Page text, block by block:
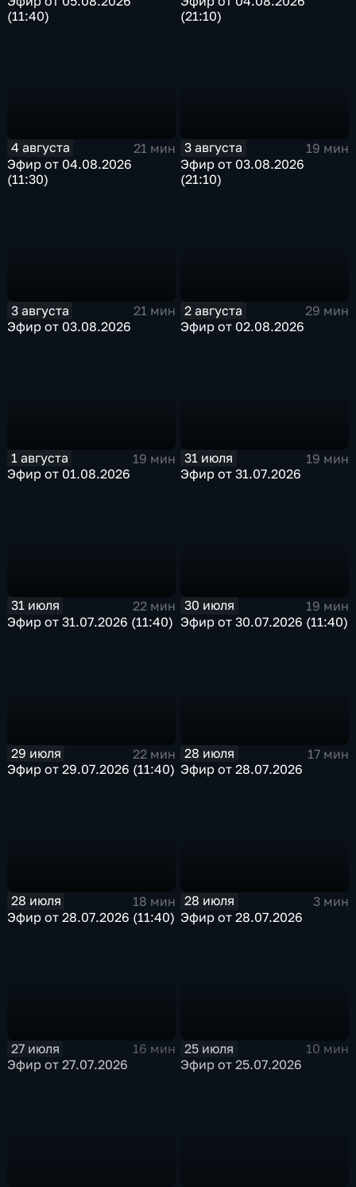
(11:40)
(21:10)
4 августа
21 мин
Эфир от 04.08.2026
(11:30)
3 августа
19 мин
Эфир от 03.08.2026
(21:10)
3 августа
21 мин
Эфир от 03.08.2026
2 августа
29 мин
Эфир от 02.08.2026
1 августа
19 мин
Эфир от 01.08.2026
31 июля
19 мин
Эфир от 31.07.2026
31 июля
22 мин
Эфир от 31.07.2026 (11:40)
30 июля
19 мин
Эфир от 30.07.2026 (11:40)
29 июля
22 мин
Эфир от 29.07.2026 (11:40)
28 июля
17 мин
Эфир от 28.07.2026
28 июля
18 мин
Эфир от 28.07.2026 (11:40)
28 июля
3 мин
Эфир от 28.07.2026
27 июля
16 мин
Эфир от 27.07.2026
25 июля
10 мин
Эфир от 25.07.2026